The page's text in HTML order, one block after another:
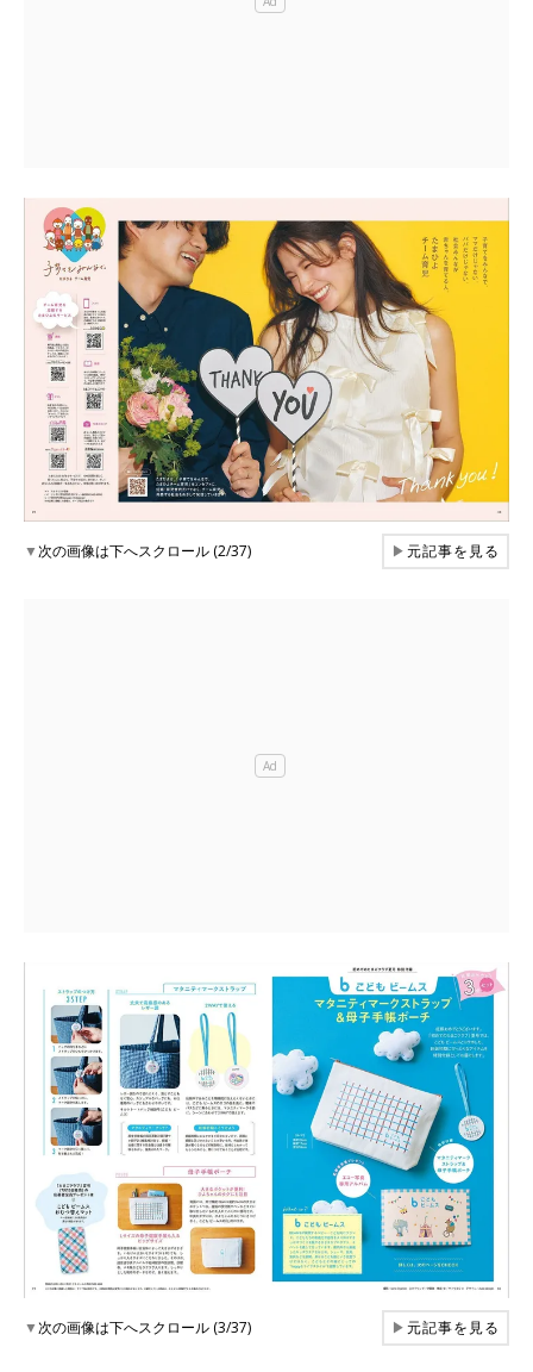
▼次の画像は下へスクロール (2/37) ▶元記事を見る
▼次の画像は下へスクロール (3/37) ▶元記事を見る